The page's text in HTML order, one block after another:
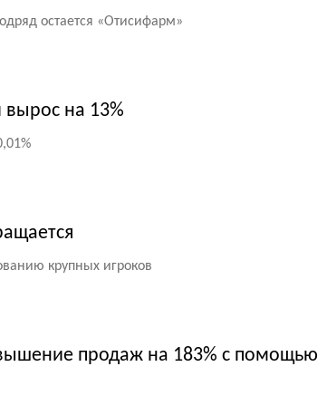
остается «Отисифарм»
на 13%
крупных игроков
продаж на 183% с